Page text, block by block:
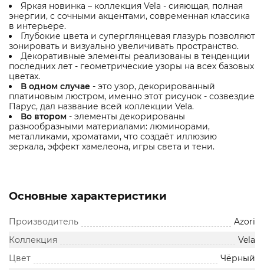
Яркая новинка – коллекция Vela - сияющая, полная
энергии, с сочными акцентами, современная классика
в интерьере.
Глубокие цвета и суперглянцевая глазурь позволяют
зонировать и визуально увеличивать пространство.
Декоративные элементы реализованы в тенденции
последних лет - геометрические узоры на всех базовых
цветах.
В одном случае - это узор, декорированный
платиновым люстром, именно этот рисунок - созвездие
Парус, дал название всей коллекции Vela.
Во втором - элементы декорированы
разнообразными материалами: люминорами,
металликами, хроматами, что создаёт иллюзию
зеркала, эффект хамелеона, игры света и тени.
Основные характеристики
Производитель
Azori
Коллекция
Vela
Цвет
Чёрный